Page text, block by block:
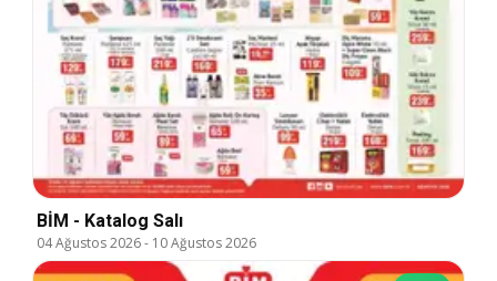
BİM - Katalog Salı
04 Ağustos 2026- 10 Ağustos 2026